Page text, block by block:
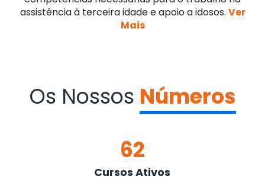
assistência à terceira idade e apoio a idosos. Ver
Mais
Os Nossos Números
62
Cursos Ativos